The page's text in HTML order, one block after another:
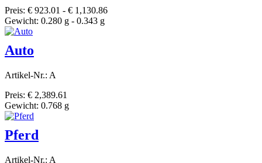
Preis: € 923.01 - € 1,130.86
Gewicht: 0.280 g - 0.343 g
Auto
Artikel-Nr.: A
Preis: € 2,389.61
Gewicht: 0.768 g
Pferd
Artikel-Nr.: A